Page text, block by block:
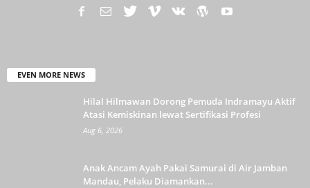
EVEN MORE NEWS
Hilal Hilmawan Dorong Pemuda Indramayu Aktif
Atasi Kemiskinan lewat Sertifikasi Profesi
Aug 6, 2026
Anak Ancam Ayah Pakai Samurai di Air Jamban
Mandau, Pelaku Diamankan...